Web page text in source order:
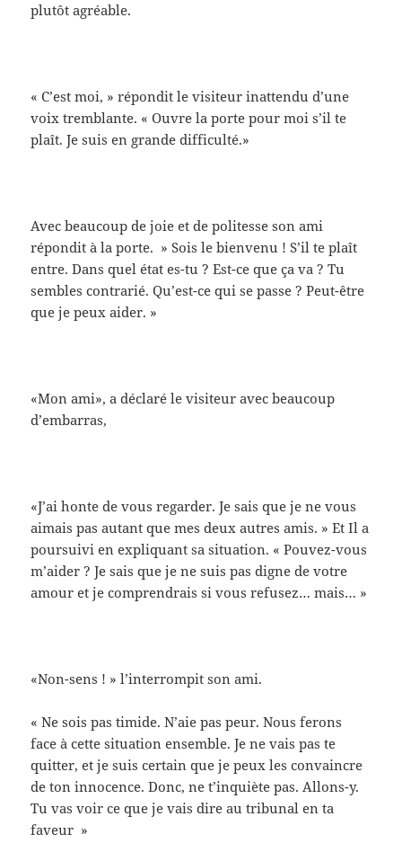
plutôt agréable.
« C’est moi, » répondit le visiteur inattendu d’une
voix tremblante. « Ouvre la porte pour moi s’il te
plaît. Je suis en grande difficulté.»
Avec beaucoup de joie et de politesse son ami
répondit à la porte. » Sois le bienvenu ! S’il te plaît
entre. Dans quel état es-tu ? Est-ce que ça va ? Tu
sembles contrarié. Qu’est-ce qui se passe ? Peut-être
que je peux aider. »
«Mon ami», a déclaré le visiteur avec beaucoup
d’embarras,
«J’ai honte de vous regarder. Je sais que je ne vous
aimais pas autant que mes deux autres amis. » Et Il a
poursuivi en expliquant sa situation. « Pouvez-vous
m’aider ? Je sais que je ne suis pas digne de votre
amour et je comprendrais si vous refusez… mais… »
«Non-sens ! » l’interrompit son ami.
« Ne sois pas timide. N’aie pas peur. Nous ferons
face à cette situation ensemble. Je ne vais pas te
quitter, et je suis certain que je peux les convaincre
de ton innocence. Donc, ne t’inquiète pas. Allons-y.
Tu vas voir ce que je vais dire au tribunal en ta
faveur »